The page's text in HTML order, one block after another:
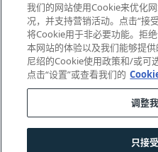
© 2001–2026 Renishaw plc。
辅助
我们的网站使用Cookie来优化
况，并支持营销活动。点击“接
将Cookie用于非必要功能。拒
本网站的体验以及我们能够提
尼绍的Cookie使用政策和/或可
点击“设置”或查看我们的
调整
只接